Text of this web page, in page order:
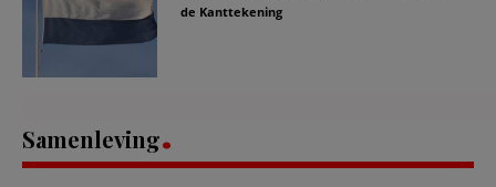
de Kanttekening
Samenleving